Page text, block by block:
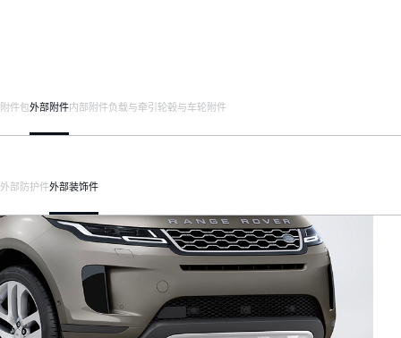
附件包外部附件内部附件负载与牵引轮毂与车轮附件
外部防护件外部装饰件